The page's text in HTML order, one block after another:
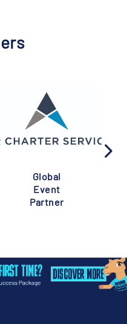
Global
Event
Partner